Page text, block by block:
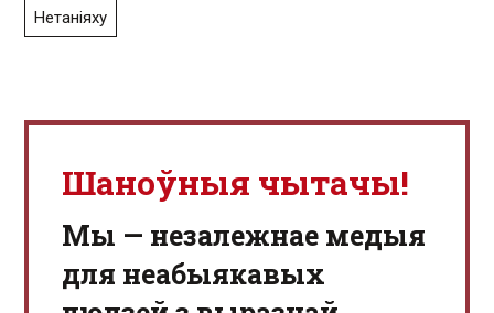
Нетаніяху
Шаноўныя чытачы!
Мы — незалежнае медыя
для неабыякавых